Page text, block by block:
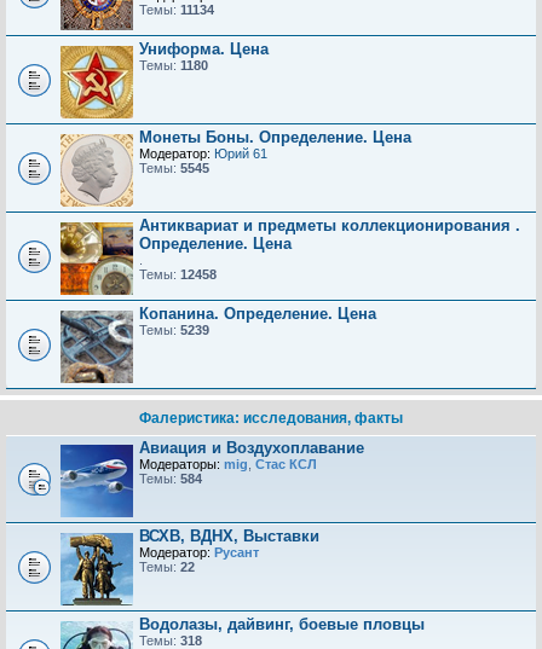
Темы: 11134
Униформа. Цена
Темы: 1180
Монеты Боны. Определение. Цена
Модератор: Юрий 61
Темы: 5545
Антиквариат и предметы коллекционирования .
Определение. Цена
Темы: 12458
Копанина. Определение. Цена
Темы: 5239
Фалеристика: исследования, факты
Авиация и Воздухоплавание
Модераторы: mig Стас КСЛ
Темы: 584
ВСХВ, ВДНХ, Выставки
Модератор: Русант
Темы: 22
Водолазы, дайвинг, боевые пловцы
Темы: 318